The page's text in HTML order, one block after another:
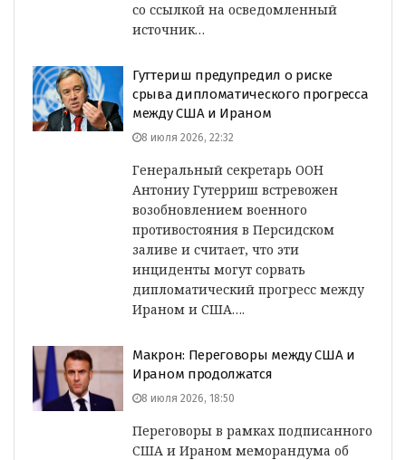
со ссылкой на осведомленный
источник…
Гуттериш предупредил о риске
срыва дипломатического прогресса
между США и Ираном
8 июля 2026, 22:32
Генеральный секретарь ООН
Антониу Гутерриш встревожен
возобновлением военного
противостояния в Персидском
заливе и считает, что эти
инциденты могут сорвать
дипломатический прогресс между
Ираном и США….
Макрон: Переговоры между США и
Ираном продолжатся
8 июля 2026, 18:50
Переговоры в рамках подписанного
США и Ираном меморандума об